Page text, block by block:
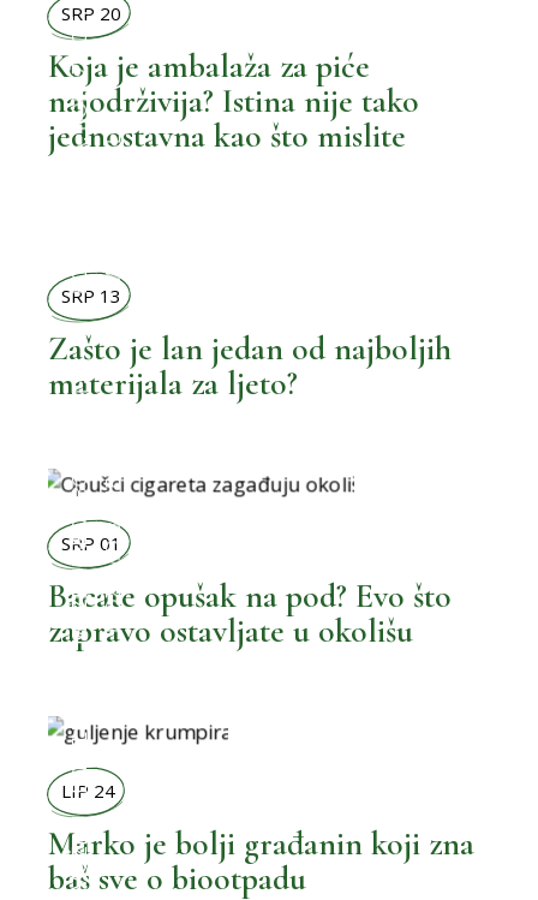
,
BOLJI ŽIVOT
,
SRP 20
Koja je ambalaža za piće
najodrživija? Istina nije tako
jednostavna kao što mislite
BOLJI ORMAR
,
MOŽEMO BOLJE
SRP 13
Zašto je lan jedan od najboljih
materijala za ljeto?
BOLJI ŽIVOT
MOŽEMO BOLJE
SRP 01
Bacate opušak na pod? Evo što
zapravo ostavljate u okolišu
MOŽEMO BOLJE
LIP 24
Marko je bolji građanin koji zna
baš sve o biootpadu